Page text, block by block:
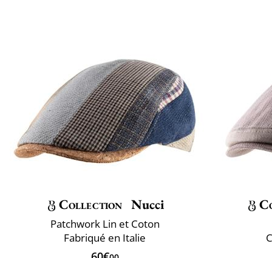
Collection Nucci
Patchwork Lin et Coton
Fabriqué en Italie